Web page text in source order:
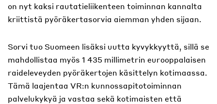
on nyt kaksi rautatieliikenteen toiminnan kannalta
kriittistä pyöräkertasorvia aiemman yhden sijaan.
Sorvi tuo Suomeen lisäksi uutta kyvykkyyttä, sillä se
mahdollistaa myös 1 435 millimetrin eurooppalaisen
raideleveyden pyöräkertojen käsittelyn kotimaassa.
Tämä laajentaa VR:n kunnossapitotoiminnan
palvelukykyä ja vastaa sekä kotimaisten että